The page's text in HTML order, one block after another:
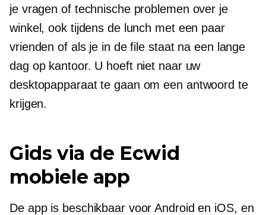
je vragen of technische problemen over je
winkel, ook tijdens de lunch met een paar
vrienden of als je in de file staat na een lange
dag op kantoor. U hoeft niet naar uw
desktopapparaat te gaan om een ​​antwoord te
krijgen.
Gids via de Ecwid
mobiele app
De app is beschikbaar voor Android en iOS, en